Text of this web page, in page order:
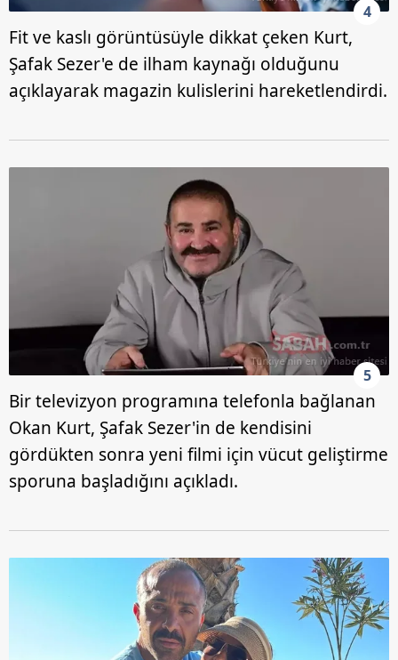
4
Fit ve kaslı görüntüsüyle dikkat çeken Kurt,
Şafak Sezer'e de ilham kaynağı olduğunu
açıklayarak magazin kulislerini hareketlendirdi.
5
Bir televizyon programına telefonla bağlanan
Okan Kurt, Şafak Sezer'in de kendisini
gördükten sonra yeni filmi için vücut geliştirme
sporuna başladığını açıkladı.